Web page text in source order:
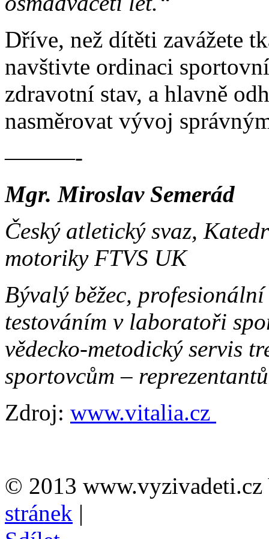
Dříve, než dítěti zavážete
navštivte ordinaci
zdravotní stav, a hlavně
nasměrovat vývoj
———-
Mgr. Miroslav Semerád
Český atletický svaz,
motoriky FTVS UK
Bývalý běžec,
testováním v laboratoři
vědecko-metodický servis
sportovcům –
Zdroj: www.vitalia.cz
© 2013 www.vyzivadeti.cz
stránek |